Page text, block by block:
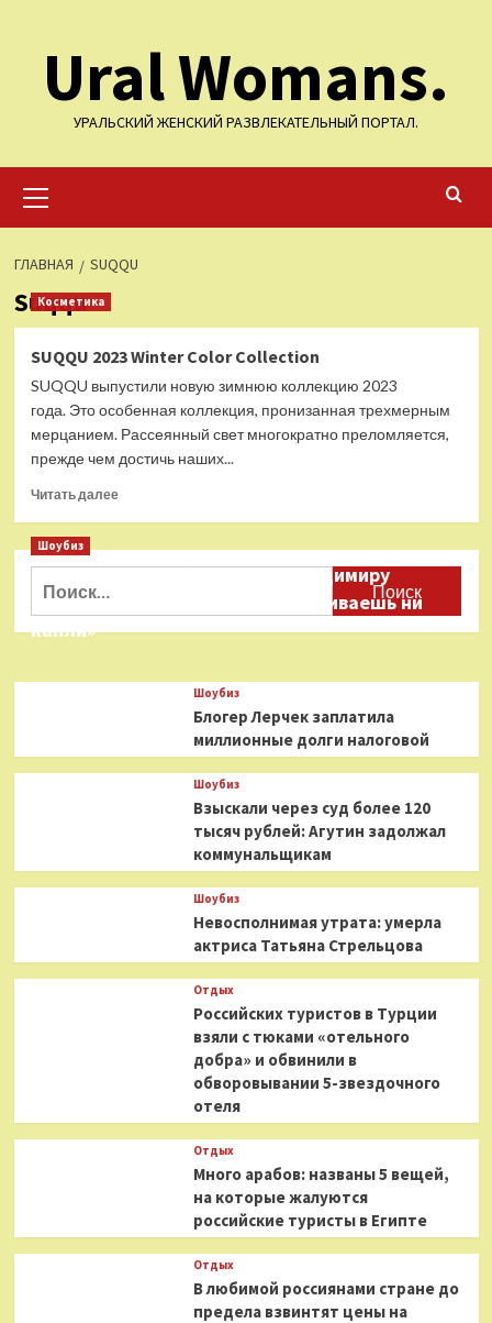
содержимому
Ural Womans.
УРАЛЬСКИЙ ЖЕНСКИЙ РАЗВЛЕКАТЕЛЬНЫЙ ПОРТАЛ.
меню
ГЛАВНАЯ SUQQU
Suqqu
Косметика
SUQQU 2023 Winter Color Collection
SUQQU выпустили новую зимнюю коллекцию 2023
года. Это особенная коллекция, пронизанная трехмерным
мерцанием. Рассеянный свет многократно преломляется,
прежде чем достичь наших...
Читать далееПрочитать
SUQQU
Color
Collection
Шоубиз
Даня Милохин обратился к Владимиру
Соловьеву: «Ты меня не расстраиваешь ни
капли»
Шоубиз
Блогер Лерчек заплатила
миллионные долги налоговой
Шоубиз
Взыскали через суд более 120
тысяч рублей: Агутин задолжал
коммунальщикам
Шоубиз
Невосполнимая утрата: умерла
актриса Татьяна Стрельцова
Отдых
Российских туристов в Турции
взяли с тюками «отельного
добра» и обвинили в
обворовывании 5-звездочного
отеля
Отдых
Много арабов: названы 5 вещей,
на которые жалуются
российские туристы в Египте
Отдых
В любимой россиянами стране до
предела взвинтят цены на